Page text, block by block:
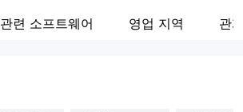
관련 소프트웨어 영업 지역 관